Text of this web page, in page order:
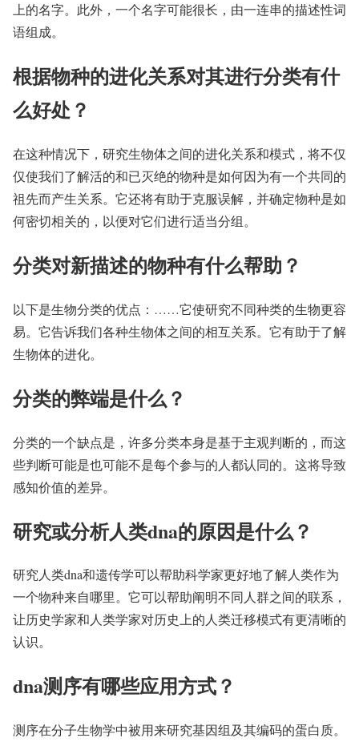
上的名字。此外，一个名字可能很长，由一连串的描述性词
语组成。
根据物种的进化关系对其进行分类有什
么好处？
在这种情况下，研究生物体之间的进化关系和模式，将不仅
仅使我们了解活的和已灭绝的物种是如何因为有一个共同的
祖先而产生关系。它还将有助于克服误解，并确定物种是如
何密切相关的，以便对它们进行适当分组。
分类对新描述的物种有什么帮助？
以下是生物分类的优点：……它使研究不同种类的生物更容
易。它告诉我们各种生物体之间的相互关系。它有助于了解
生物体的进化。
分类的弊端是什么？
分类的一个缺点是，许多分类本身是基于主观判断的，而这
些判断可能是也可能不是每个参与的人都认同的。这将导致
感知价值的差异。
研究或分析人类dna的原因是什么？
研究人类dna和遗传学可以帮助科学家更好地了解人类作为
一个物种来自哪里。它可以帮助阐明不同人群之间的联系，
让历史学家和人类学家对历史上的人类迁移模式有更清晰的
认识。
dna测序有哪些应用方式？
测序在分子生物学中被用来研究基因组及其编码的蛋白质。